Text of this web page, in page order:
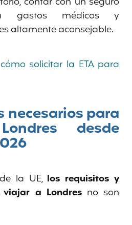
gastos médicos y
altamente aconsejable.
cómo solicitar la ETA para
necesarios para
desde
6
la UE, los requisitos y
a Londresno son